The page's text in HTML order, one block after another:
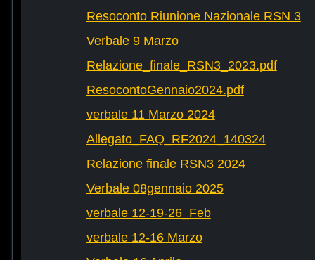
Resoconto Riunione Nazionale RSN 3
Verbale 9 Marzo
Relazione_finale_RSN3_2023.pdf
ResocontoGennaio2024.pdf
verbale 11 Marzo 2024
Allegato_FAQ_RF2024_140324
Relazione finale RSN3 2024
Verbale 08gennaio 2025
verbale 12-19-26_Feb
verbale 12-16 Marzo